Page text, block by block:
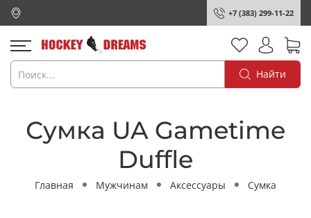
+7 (383) 299-11-22
Найти
Сумка UA Gametime
Duffle
Главная Мужчинам Аксессуары Сумка